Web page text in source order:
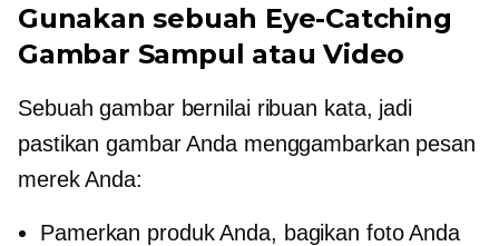
Gunakan sebuah Eye-Catching
Gambar Sampul atau Video
Sebuah gambar bernilai ribuan kata, jadi
pastikan gambar Anda menggambarkan pesan
merek Anda:
Pamerkan produk Anda, bagikan foto Anda